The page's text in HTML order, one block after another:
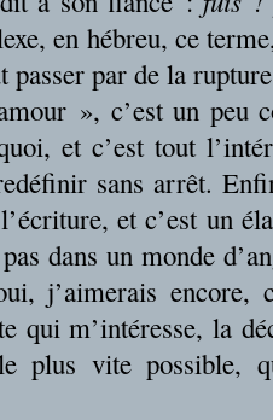
en hébreu, ce
passer par de la
», c’est un peu
et c’est tout
sans arrêt.
et c’est un
dans un monde
j’aimerais
qui m’intéresse, la
plus vite possible,